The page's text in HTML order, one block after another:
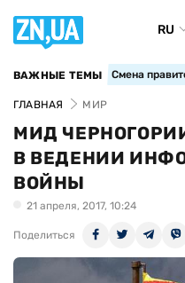
RU
ВАЖНЫЕ ТЕМЫ Смена
ГЛАВНАЯ МИР
МИД
В ВЕДЕНИИ
ВОЙНЫ
21 апреля, 2017, 10:24
Поделиться